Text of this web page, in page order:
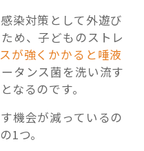
染対策として外遊び
め、子どものストレ
が強くかかると唾液
タンス菌を洗い流す
なるのです。
機会が減っているの
1つ。